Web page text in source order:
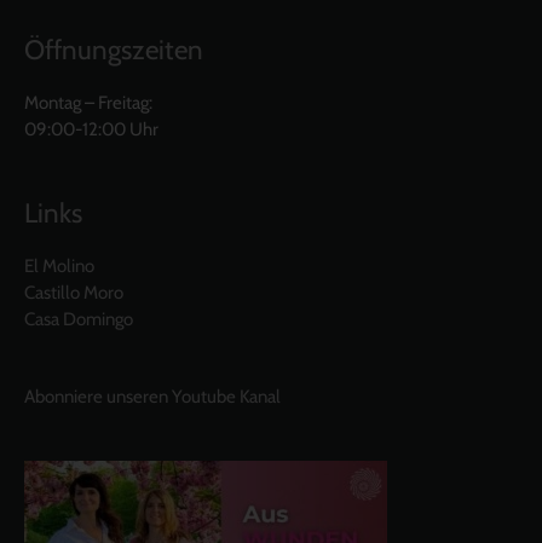
Öffnungszeiten
Montag – Freitag:
09:00-12:00 Uhr
Links
El Molino
Castillo Moro
Casa Domingo
Abonniere unseren Youtube Kanal